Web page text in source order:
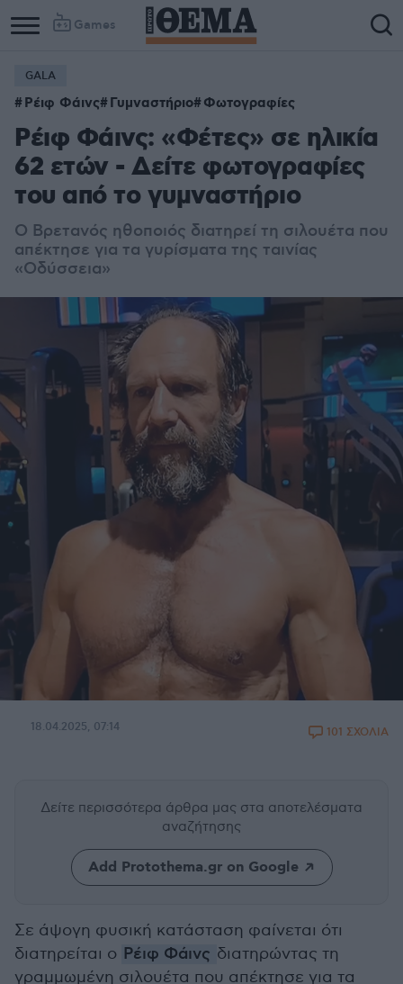
Games
GALA
Ρέιφ Φάινς Γυμναστήριο Φωτογραφίες
Ρέιφ Φάινς: «Φέτες» σε ηλικία
62 ετών - Δείτε φωτογραφίες
του από το γυμναστήριο
Ο Βρετανός ηθοποιός διατηρεί τη σιλουέτα που
απέκτησε για τα γυρίσματα της ταινίας
«Οδύσσεια»
18.04.2025, 07:14 101 ΣΧΟΛΙΑ
Δείτε περισσότερα άρθρα μας στα αποτελέσματα
αναζήτησης
Add Protothema.gr on Google
Σε άψογη φυσική κατάσταση φαίνεται ότι
διατηρείται ο Ρέιφ Φάινς διατηρώντας τη
γραμμωμένη σιλουέτα που απέκτησε για τα